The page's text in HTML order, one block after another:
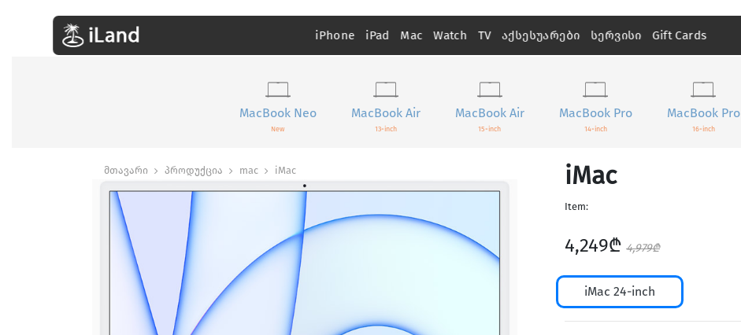
iPhone iPad Mac Watch TV აქსესუარები სერვისი Gift Cards
MacBook Neo
New
MacBook Air
13-inch
MacBook Air
15-inch
MacBook Pro
14-inch
MacBook Pro
16-inch
მთავარი პროდუქცია mac iMac iMac
Item:
4,249₾ 4,979₾
iMac 24-inch